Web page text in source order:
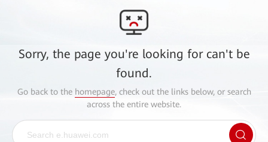
Sorry, the page you're looking for can't be
found.
Go back to the homepage, check out the links below, or search
across the entire website.